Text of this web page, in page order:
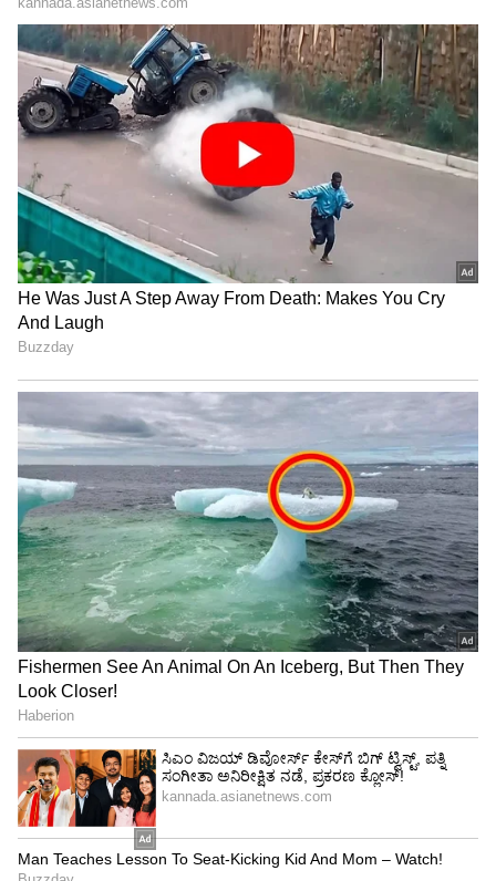
ಕನಕೋತ್ಸವದಲ್ಲಿ ರಿಷಬ್ ಶೆಟ್ಟಿ | Rishab
Shetty speech | Suvarna News
ಶೇ.50 ರಿಂದ ಶೇ.18 ಕ್ಕೆ TAX ಇಳಿಕೆ: ಮೋದಿ-
ಟ್ರಂಪ್ ಐತಿಹಾಸಿಕ ಒಪ್ಪಂದ | India US
Trade Deal | Party Rounds